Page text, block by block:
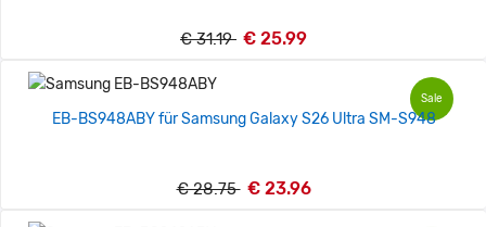
€ 31.19 € 25.99
Sale
EB-BS948ABY für Samsung Galaxy S26 Ultra SM-S948
€ 28.75 € 23.96